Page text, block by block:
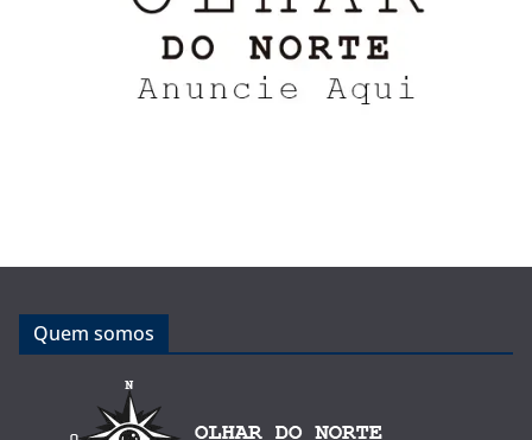
Quem somos